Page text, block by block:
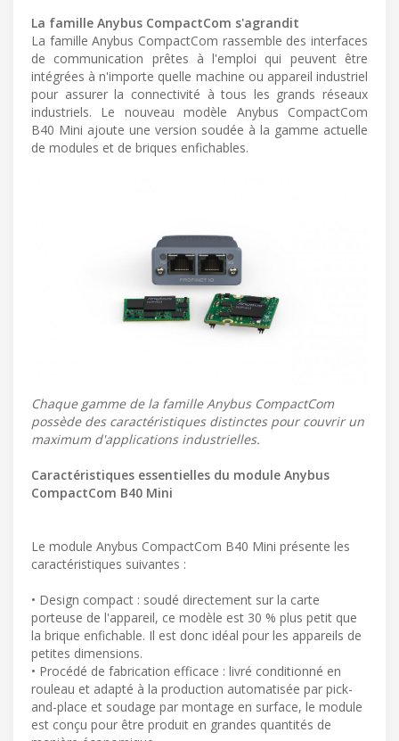
La famille Anybus CompactCom s'agrandit
La famille Anybus CompactCom rassemble des interfaces
de communication prêtes à l'emploi qui peuvent être
intégrées à n'importe quelle machine ou appareil industriel
pour assurer la connectivité à tous les grands réseaux
industriels. Le nouveau modèle Anybus CompactCom
B40 Mini ajoute une version soudée à la gamme actuelle
de modules et de briques enfichables.
Chaque gamme de la famille Anybus CompactCom
possède des caractéristiques distinctes pour couvrir un
maximum d'applications industrielles.
Caractéristiques essentielles du module Anybus
CompactCom B40 Mini
Le module Anybus CompactCom B40 Mini présente les
caractéristiques suivantes :
• Design compact : soudé directement sur la carte
porteuse de l'appareil, ce modèle est 30 % plus petit que
la brique enfichable. Il est donc idéal pour les appareils de
petites dimensions.
• Procédé de fabrication efficace : livré conditionné en
rouleau et adapté à la production automatisée par pick-
and-place et soudage par montage en surface, le module
est conçu pour être produit en grandes quantités de